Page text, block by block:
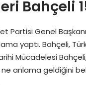
Bahçeli
Partisi Genel
yaptı. Bahçeli,
Mücadelesi
anlama geldiğini